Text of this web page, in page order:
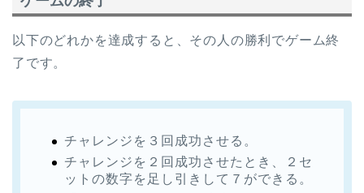
以下のどれかを達成すると、その人の勝利でゲーム終
了です。
チャレンジを３回成功させる。
チャレンジを２回成功させたとき、２セ
ットの数字を足し引きして７ができる。